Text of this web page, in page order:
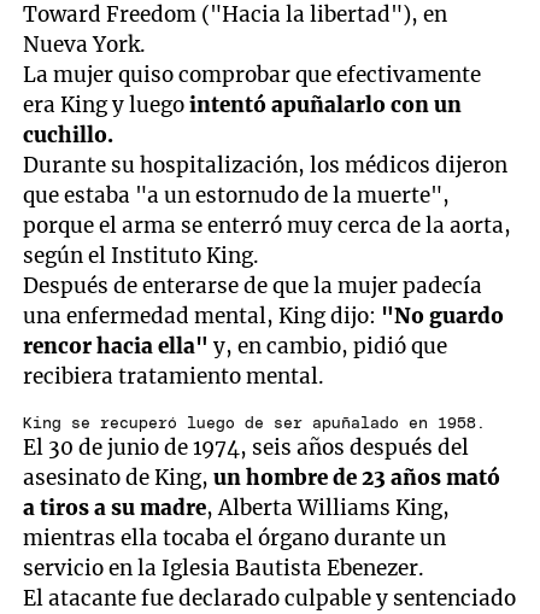
Toward Freedom ("Hacia la libertad"), en
Nueva York.
La mujer quiso comprobar que efectivamente
era King y luegointentó apuñalarlo con un
cuchillo.
Durante su hospitalización, los médicos dijeron
que estaba "a un estornudo de la muerte",
porque el arma se enterró muy cerca de la aorta,
según el Instituto King.
Después de enterarse de que la mujer padecía
una enfermedad mental, King dijo: "No guardo
rencor hacia ella" y, en cambio, pidió que
recibiera tratamiento mental.
King se recuperó luego de ser apuñalado en 1958.
El 30 de junio de 1974, seis años después del
asesinato de King,un hombre de 23 años mató
a tiros a su madre, Alberta Williams King,
mientras ella tocaba el órgano durante un
servicio en la Iglesia Bautista Ebenezer.
El atacante fue declarado culpable y sentenciado